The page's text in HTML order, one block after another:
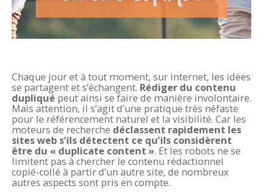
Chaque jour et à tout moment, sur internet, les idées
se partagent et s’échangent. Rédiger du contenu
dupliqué peut ainsi se faire de manière involontaire.
Mais attention, il s’agit d’une pratique très néfaste
pour le référencement naturel et la visibilité. Car les
moteurs de recherche déclassent rapidement les
sites web s’ils détectent ce qu’ils considèrent
être du « duplicate content ». Et les robots ne se
limitent pas à chercher le contenu rédactionnel
copié-collé à partir d’un autre site, de nombreux
autres aspects sont pris en compte.